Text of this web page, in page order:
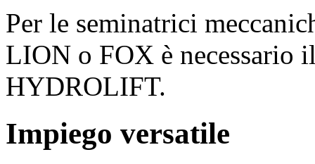
Per le seminatrici
LION o FOX è necessario
HYDROLIFT.
Impiego versatile